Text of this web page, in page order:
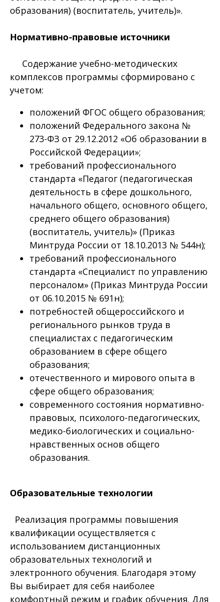
образования) (воспитатель, учитель)».
Нормативно-правовые источники
Содержание учебно-методических
комплексов программы сформировано с
учетом:
положений ФГОС общего образования;
положений Федерального закона №
273-ФЗ от 29.12.2012 «Об образовании в
Российской Федерации»;
требований профессионального
стандарта «Педагог (педагогическая
деятельность в сфере дошкольного,
начального общего, основного общего,
среднего общего образования)
(воспитатель, учитель)» (Приказ
Минтруда России от 18.10.2013 № 544н);
требований профессионального
стандарта «Специалист по управлению
персоналом» (Приказ Минтруда России
от 06.10.2015 № 691н);
потребностей общероссийского и
регионального рынков труда в
специалистах с педагогическим
образованием в сфере общего
образования;
отечественного и мирового опыта в
сфере общего образования;
современного состояния нормативно-
правовых, психолого-педагогических,
медико-биологических и социально-
нравственных основ общего
образования.
Образовательные технологии
Реализация программы повышения
квалификации осуществляется с
использованием дистанционных
образовательных технологий и
электронного обучения. Благодаря этому
Вы выбирает для себя наиболее
комфортный режим и график обучения. Для